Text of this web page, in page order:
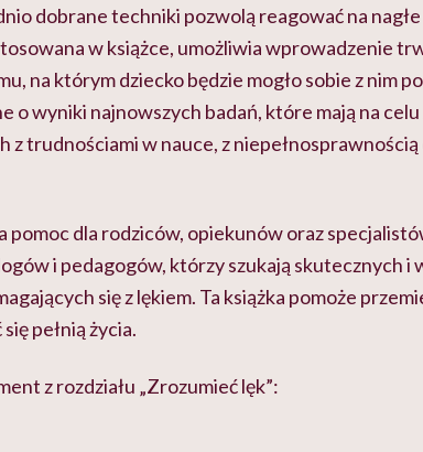
dobrane techniki pozwolą reagować na
w książce, umożliwia wprowadzenie
na którym dziecko będzie mogło sobie z nim
o wyniki najnowszych badań, które mają na celu
z trudnościami w nauce, z
pomoc dla rodziców, opiekunów oraz
i pedagogów, którzy szukają skutecznych i
się z lękiem. Ta książka pomoże
pełnią życia.
z rozdziału „Zrozumieć lęk”: